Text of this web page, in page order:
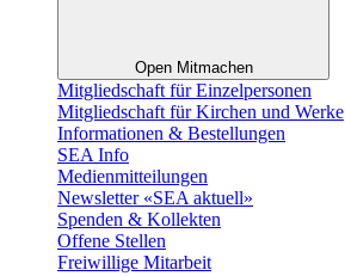
Open Mitmachen
Mitgliedschaft für Einzelpersonen
Mitgliedschaft für Kirchen und Werke
Informationen & Bestellungen
SEA Info
Medienmitteilungen
Newsletter «SEA aktuell»
Spenden & Kollekten
Offene Stellen
Freiwillige Mitarbeit